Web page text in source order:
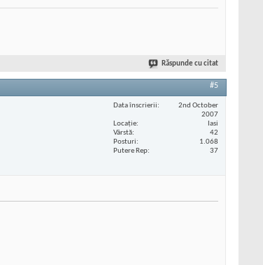
Răspunde cu citat
#5
Data înscrierii
2nd October
2007
Locaţie
Iasi
Vârstă
42
Posturi
1.068
Putere Rep
37